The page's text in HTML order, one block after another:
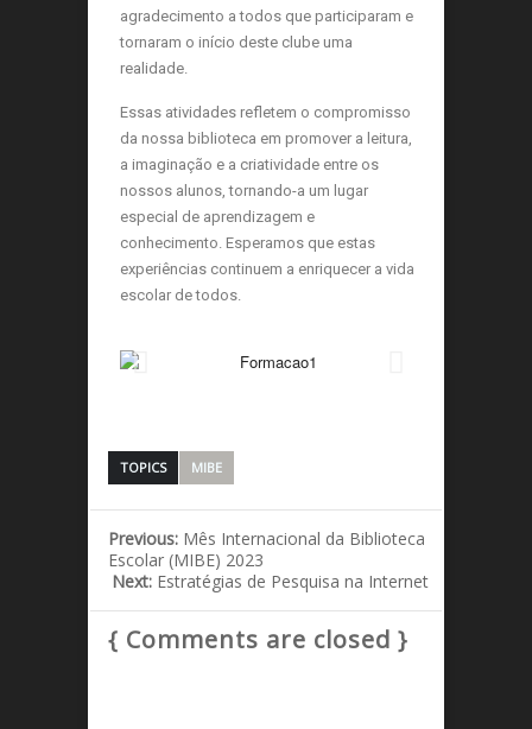
agradecimento a todos que participaram e
tornaram o início deste clube uma
realidade.
Essas atividades refletem o compromisso
da nossa biblioteca em promover a leitura,
a imaginação e a criatividade entre os
nossos alunos, tornando-a um lugar
especial de aprendizagem e
conhecimento. Esperamos que estas
experiências continuem a enriquecer a vida
escolar de todos.
TOPICS MIBE
Previous: Mês Internacional da Biblioteca
Escolar (MIBE) 2023
Next: Estratégias de Pesquisa na Internet
{ Comments are closed }